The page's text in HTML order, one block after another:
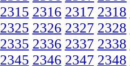
2315 2316 2317 2318
2325 2326 2327 2328
2335 2336 2337 2338
2345 2346 2347 2348